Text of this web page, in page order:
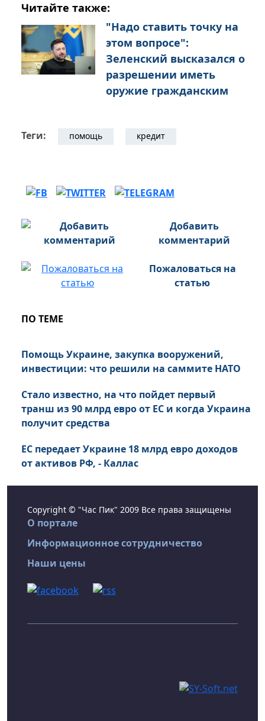
Читайте также:
"Надо ставить точку на
этом вопросе":
Зеленский высказался о
разрешении иметь
оружие гражданским
Теги: помощь кредит
Добавить
комментарий
Пожаловаться на
статью
ПО ТЕМЕ
Помощь Украине, закупка вооружений,
инвестиции: что решили на саммите НАТО
Стало известно, на что пойдет первый
транш из 90 млрд евро от ЕС и когда Украина
получит средства
ЕС передает Украине 18 млрд евро доходов
от активов РФ, - Каллас
Copyright © "Час Пик" 2009 Все права защищены
О портале
Информационное сотрудничество
Наши цены